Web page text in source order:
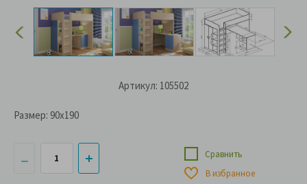
Артикул: 105502
Сравнить
В избранное
Размер: 90x190